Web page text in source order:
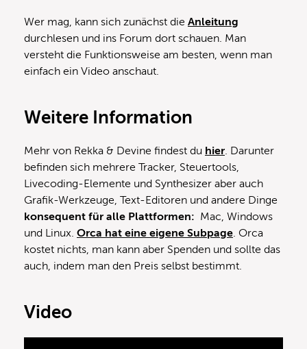
Wer mag, kann sich zunächst die Anleitung
durchlesen und ins Forum dort schauen. Man
versteht die Funktionsweise am besten, wenn man
einfach ein Video anschaut.
Weitere Information
Mehr von Rekka & Devine findest du hier. Darunter
befinden sich mehrere Tracker, Steuertools,
Livecoding-Elemente und Synthesizer aber auch
Grafik-Werkzeuge, Text-Editoren und andere Dinge
konsequent für alle Plattformen: Mac, Windows
und Linux. Orca hat eine eigene Subpage. Orca
kostet nichts, man kann aber Spenden und sollte das
auch, indem man den Preis selbst bestimmt.
Video